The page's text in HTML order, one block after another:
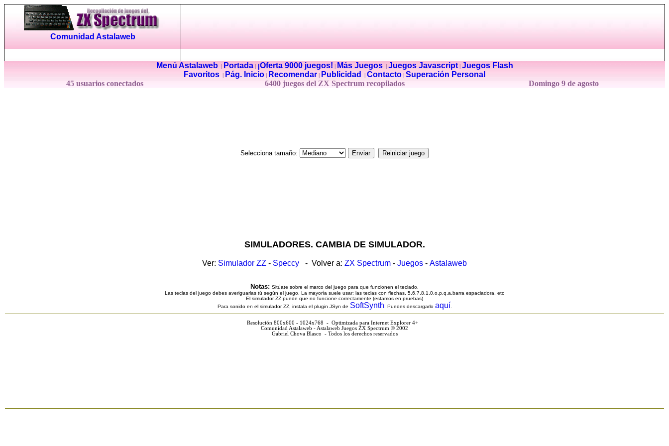
Comunidad Astalaweb
Menú Astalaweb| Portada| ¡Oferta 9000 juegos! Más Juegos| Juegos Javascript| Juegos Flash
Favoritos
Pág. Inicio Recomendar Publicidad Contacto Superación Personal
45 usuarios conectados
6400 juegos del ZX Spectrum recopilados Domingo 9 de agosto
Selecciona tamaño:
SIMULADORES. CAMBIA DE SIMULADOR.
Ver: Simulador ZZ - Speccy - Volver a: ZX Spectrum - Juegos - Astalaweb
Notas: Sitúate sobre el marco del juego para que funcionen el teclado.
Las teclas del juego debes averiguarlas tú según el juego. La mayoría suele usar: las teclas con flechas, 5,6,7,8,1,0,o,p,q,a,barra espaciadora, etc
El simulador ZZ puede que no funcione correctamente (estamos en pruebas)
Para sonido en el simulador ZZ, instala el plugin JSyn de SoftSynth . Puedes descargarlo aquí
Resolución 800x600 - 1024x768 - Optimizada para Internet Explorer 4+
Comunidad Astalaweb - Astalaweb Juegos ZX Spectrum © 2002
Gabriel Chova Blasco - Todos los derechos reservados